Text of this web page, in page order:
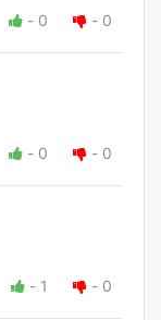
- 0 - 0
- 0 - 0
- 1 - 0